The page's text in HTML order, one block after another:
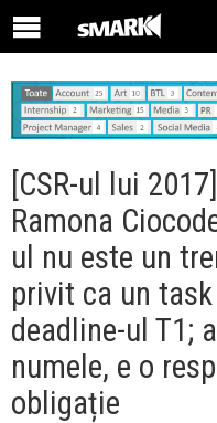
[CSR-ul lui
Ramona
ul nu este un
privit ca un
deadline-ul T1;
numele, e o
obligație